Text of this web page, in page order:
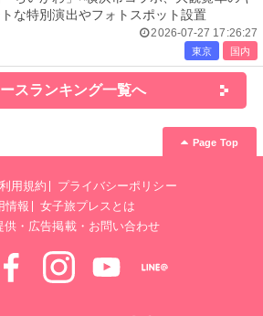
トな特別演出やフォトスポット設置
2026-07-27 17:26:27
東京 国内
スランキング一覧へ
Page Top
利用規約
プライバシーポリシー
情報
女子旅プレスとは
供・広告掲載・お問い合わせ
Facebook